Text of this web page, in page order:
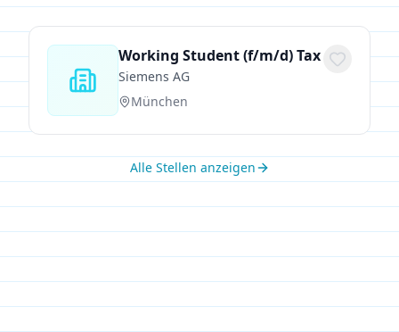
Working Student (f/m/d) Tax
Siemens AG
München
Alle Stellen anzeigen